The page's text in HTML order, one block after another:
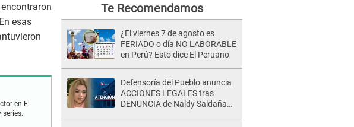
esas
en El
Te Recomendamos
¿El viernes 7 de agosto es
FERIADO o día NO LABORABLE
en Perú? Esto dice El Peruano
Defensoría del Pueblo anuncia
ACCIONES LEGALES tras
DENUNCIA de Naldy Saldaña